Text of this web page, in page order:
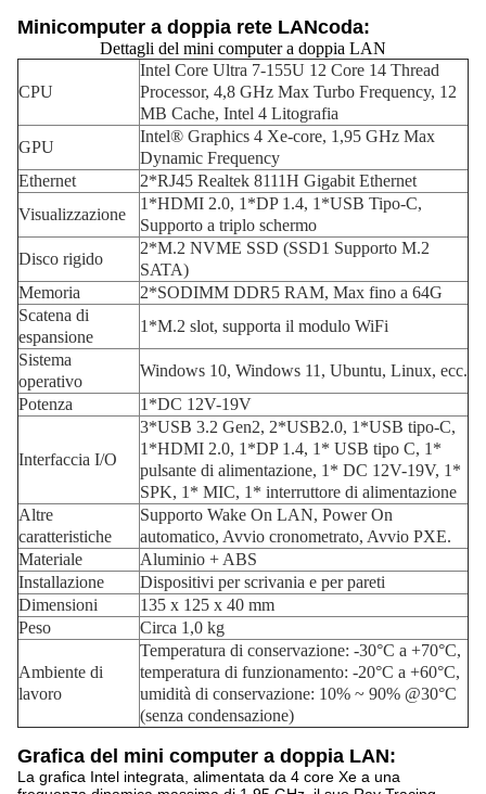
Minicomputer a doppia rete LANcoda:
Dettagli del mini computer a doppia LAN
CPU
Intel Core Ultra 7-155U 12 Core 14 Thread
Processor, 4,8 GHz Max Turbo Frequency, 12
MB Cache, Intel 4 Litografia
GPU
Intel® Graphics 4 Xe-core, 1,95 GHz Max
Dynamic Frequency
Ethernet
2*RJ45 Realtek 8111H Gigabit Ethernet
Visualizzazione
1*HDMI 2.0, 1*DP 1.4, 1*USB Tipo-C,
Supporto a triplo schermo
Disco rigido
2*M.2 NVME SSD (SSD1 Supporto M.2
SATA)
Memoria
2*SODIMM DDR5 RAM, Max fino a 64G
Scatena di
espansione
1*M.2 slot, supporta il modulo WiFi
Sistema
operativo
Windows 10, Windows 11, Ubuntu, Linux, ecc.
Potenza
1*DC 12V-19V
Interfaccia I/O
3*USB 3.2 Gen2, 2*USB2.0, 1*USB tipo-C,
1*HDMI 2.0, 1*DP 1.4, 1* USB tipo C, 1*
pulsante di alimentazione, 1* DC 12V-19V, 1*
SPK, 1* MIC, 1* interruttore di alimentazione
Altre
caratteristiche
Supporto Wake On LAN, Power On
automatico, Avvio cronometrato, Avvio PXE.
Materiale
Aluminio + ABS
Installazione
Dispositivi per scrivania e per pareti
Dimensioni
135 x 125 x 40 mm
Peso
Circa 1,0 kg
Ambiente di
lavoro
Temperatura di conservazione: -30°C a +70°C,
temperatura di funzionamento: -20°C a +60°C,
umidità di conservazione: 10% ~ 90% @30°C
(senza condensazione)
Grafica del mini computer a doppia LAN:
La grafica Intel integrata, alimentata da 4 core Xe a una